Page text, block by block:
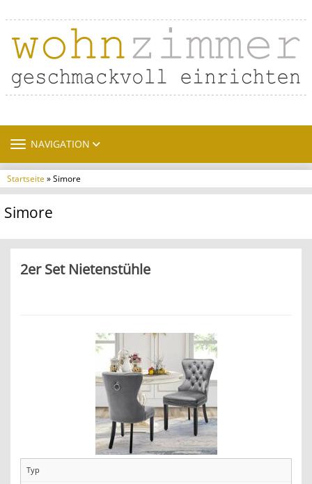
TOGGLE NAVIGATION
NAVIGATION
Startseite» Simore
Simore
2er Set Nietenstühle
Typ